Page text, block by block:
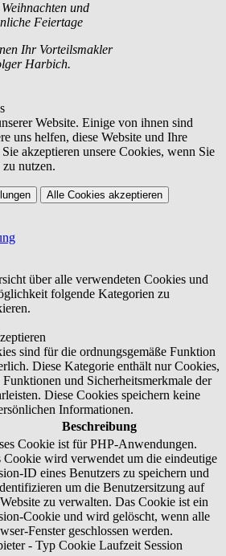
und
Feiertage
Ihr Vorteilsmakler
Harbich.
Website. Einige von ihnen sind
uns helfen, diese Website und Ihre
akzeptieren unsere Cookies, wenn Sie
nutzen.
Alle Cookies akzeptieren
über alle verwendeten Cookies und
folgende Kategorien zu
sind für die ordnungsgemäße Funktion
Diese Kategorie enthält nur Cookies,
und Sicherheitsmerkmale der
Diese Cookies speichern keine
Informationen.
Beschreibung
Cookie ist für PHP-Anwendungen.
Cookie wird verwendet um die eindeutige
ID eines Benutzers zu speichern und
um die Benutzersitzung auf
zu verwalten. Das Cookie ist ein
Cookie und wird gelöscht, wenn alle
Fenster geschlossen werden.
- Typ Cookie Laufzeit Session